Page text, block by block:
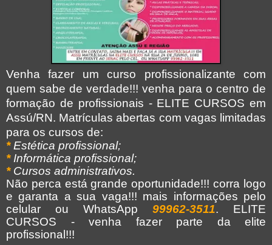
Venha fazer um curso profissionalizante com
quem sabe de verdade!!! venha para o centro de
formação de profissionais - ELITE CURSOS em
Assú/RN. Matrículas abertas com vagas limitadas
para os cursos de:
*Estética profissional;
*Informática profissional;
*Cursos administrativos.
Não perca está grande oportunidade!!! corra logo
e garanta a sua vaga!!! mais informações pelo
celular ou WhatsApp 99962-3511. ELITE
CURSOS - venha fazer parte da elite
profissional!!!